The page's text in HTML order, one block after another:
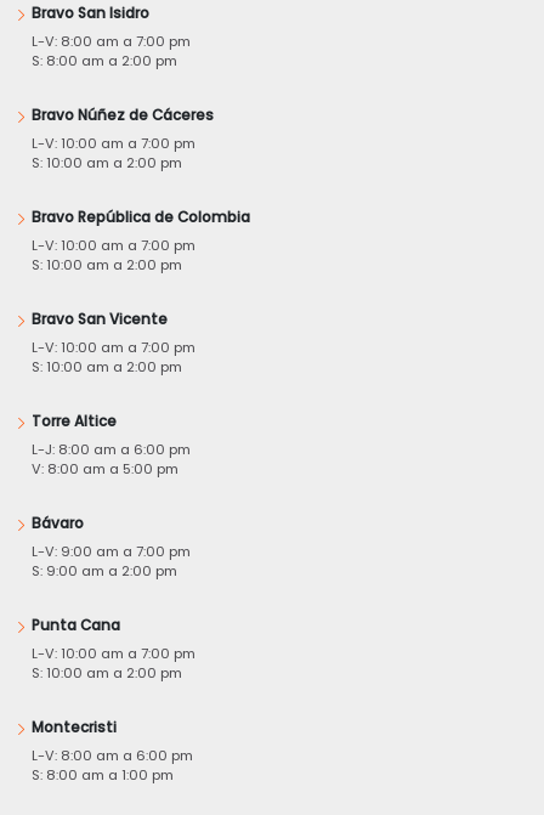
Bravo San Isidro
L-V: 8:00 am a 7:00 pm
S: 8:00 am a 2:00 pm
Bravo Núñez de Cáceres
L-V: 10:00 am a 7:00 pm
S: 10:00 am a 2:00 pm
Bravo República de Colombia
L-V: 10:00 am a 7:00 pm
S: 10:00 am a 2:00 pm
Bravo San Vicente
L-V: 10:00 am a 7:00 pm
S: 10:00 am a 2:00 pm
Torre Altice
L-J: 8:00 am a 6:00 pm
V: 8:00 am a 5:00 pm
Bávaro
L-V: 9:00 am a 7:00 pm
S: 9:00 am a 2:00 pm
Punta Cana
L-V: 10:00 am a 7:00 pm
S: 10:00 am a 2:00 pm
Montecristi
L-V: 8:00 am a 6:00 pm
S: 8:00 am a 1:00 pm